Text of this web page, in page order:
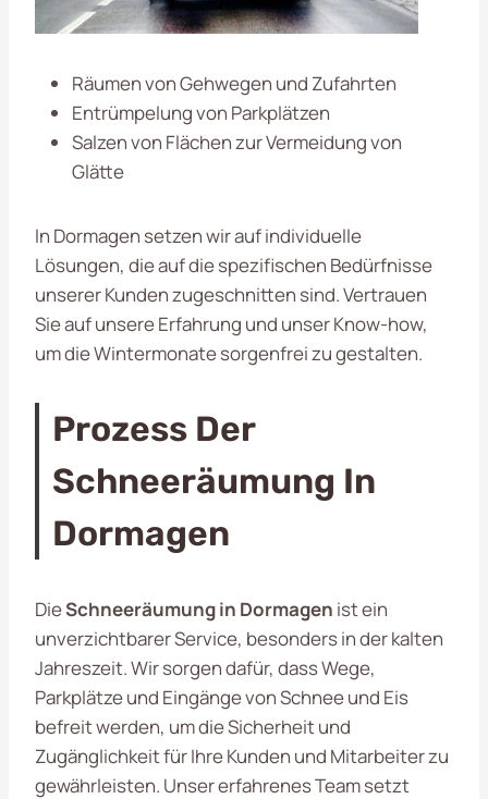
Räumen von Gehwegen und Zufahrten
Entrümpelung von Parkplätzen
Salzen von Flächen zur Vermeidung von
Glätte
In Dormagen setzen wir auf individuelle
Lösungen, die auf die spezifischen Bedürfnisse
unserer Kunden zugeschnitten sind. Vertrauen
Sie auf unsere Erfahrung und unser Know-how,
um die Wintermonate sorgenfrei zu gestalten.
Prozess Der
Schneeräumung In
Dormagen
DieSchneeräumung in Dormagen ist ein
unverzichtbarer Service, besonders in der kalten
Jahreszeit. Wir sorgen dafür, dass Wege,
Parkplätze und Eingänge von Schnee und Eis
befreit werden, um die Sicherheit und
Zugänglichkeit für Ihre Kunden und Mitarbeiter zu
gewährleisten. Unser erfahrenes Team setzt